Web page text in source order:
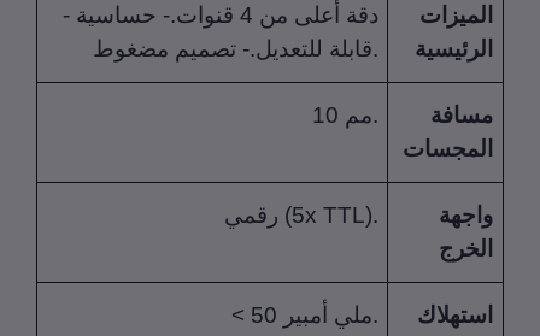
- دقة أعلى من 4 قنوات.- حساسية
قابلة للتعديل.- تصميم مضغوط.
10 مم.
رقمي (5x TTL).
< 50 ملي أمبير.